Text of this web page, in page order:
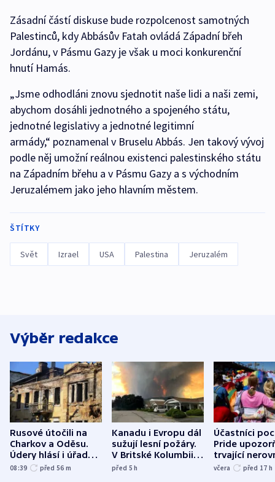
Zásadní částí diskuse bude rozpolcenost samotných
Palestinců, kdy Abbásův Fatah ovládá Západní břeh
Jordánu, v Pásmu Gazy je však u moci konkurenční
hnutí Hamás.
„Jsme odhodláni znovu sjednotit naše lidi a naši zemi,
abychom dosáhli jednotného a spojeného státu,
jednotné legislativy a jednotné legitimní
armády,“ poznamenal v Bruselu Abbás. Jen takový vývoj
podle něj umožní reálnou existenci palestinského státu
na Západním břehu a v Pásmu Gazy a s východním
Jeruzalémem jako jeho hlavním městem.
ŠTÍTKY
Svět Izrael USA Palestina Jeruzalém
Výběr redakce
Rusové útočili na
Charkov a Oděsu.
Údery hlásí i úřady v
Bělgorodu
08:39 před 56 m
Kanadu i Evropu dál
sužují lesní požáry.
V Britské Kolumbii
evakuovali tisíce lidí
před 5h
Účastníci
Pride
trvající
včera před 17 h